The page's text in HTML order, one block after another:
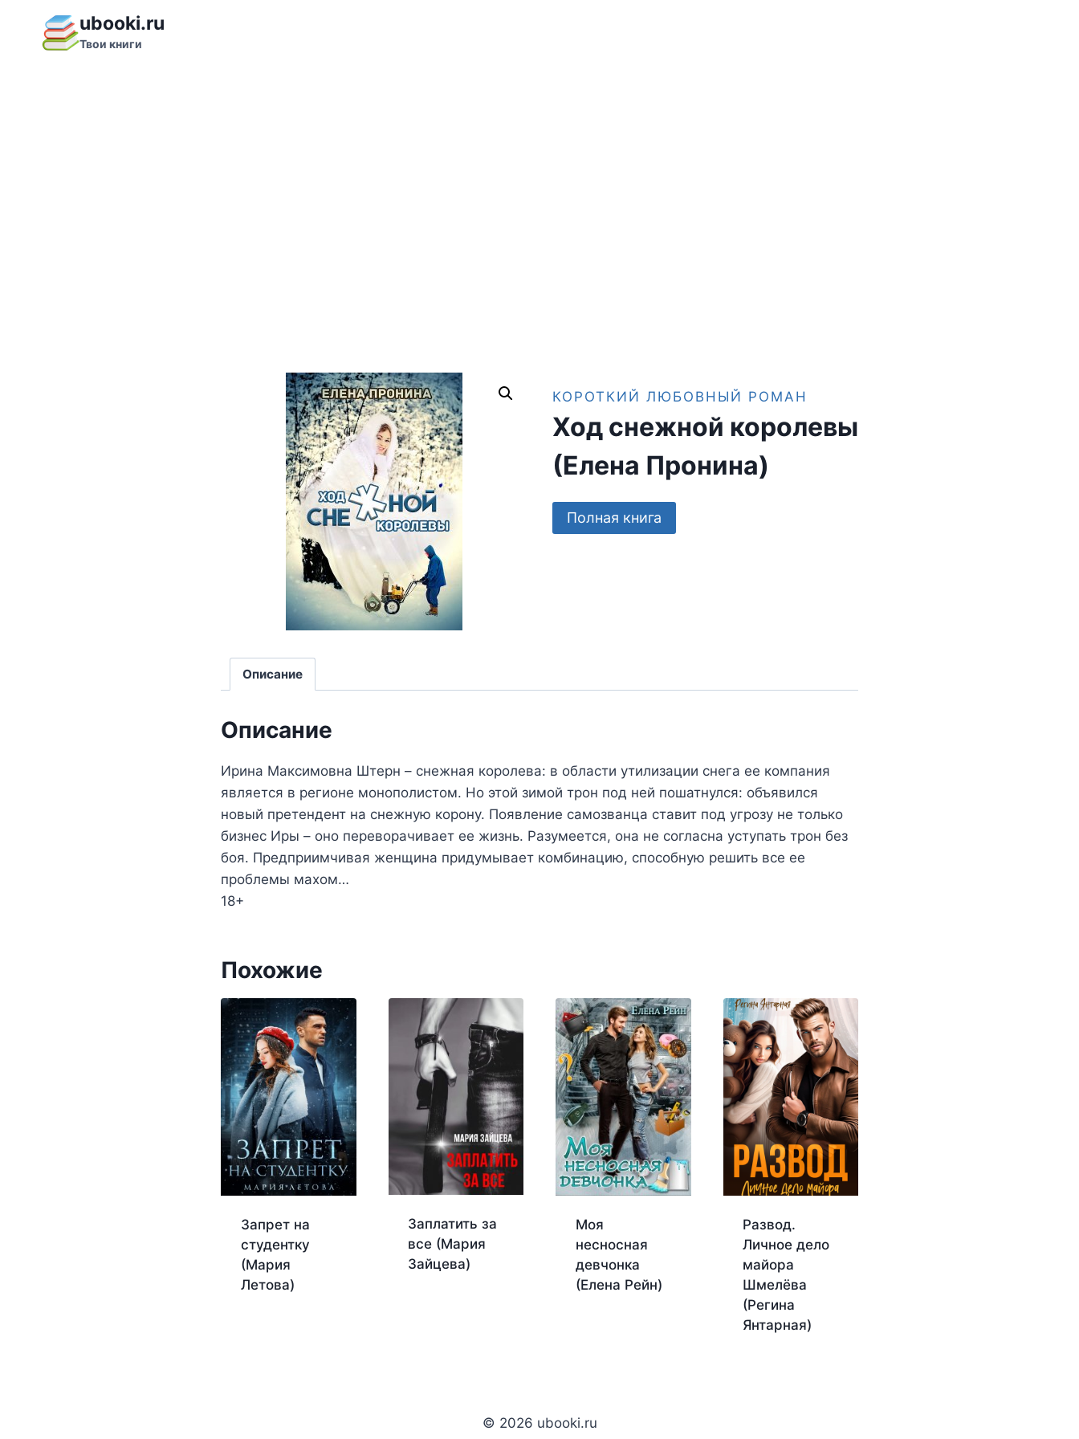
содержимому
ubooki.ru
Твои книги
КОРОТКИЙ ЛЮБОВНЫЙ РОМАН
Ход снежной королевы
(Елена Пронина)
Полная книга
Описание
Описание
Ирина Максимовна Штерн – снежная королева: в области утилизации снега ее компания
является в регионе монополистом. Но этой зимой трон под ней пошатнулся: объявился
новый претендент на снежную корону. Появление самозванца ставит под угрозу не только
бизнес Иры – оно переворачивает ее жизнь. Разумеется, она не согласна уступать трон без
боя. Предприимчивая женщина придумывает комбинацию, способную решить все ее
проблемы махом…
18+
Похожие
Запрет на
студентку
(Мария
Летова)
Заплатить за
все (Мария
Зайцева)
Моя
несносная
девчонка
(Елена Рейн)
Развод.
Личное дело
майора
Шмелёва
(Регина
Янтарная)
© 2026 ubooki.ru